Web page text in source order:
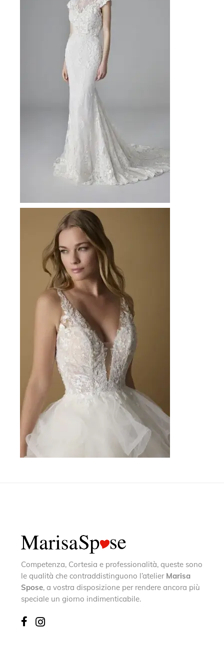
Competenza, Cortesia e professionalità, queste sono
le qualità che contraddistinguono l’atelier Marisa
Spose, a vostra disposizione per rendere ancora più
speciale un giorno indimenticabile.